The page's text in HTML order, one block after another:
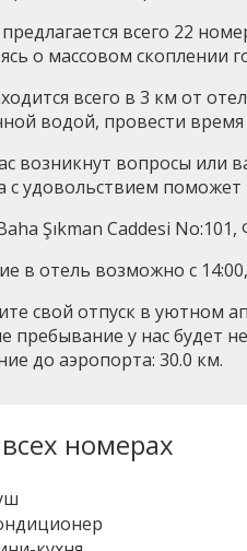
всего 22
о массовом скоплении
всего в 3 км от
водой, провести
возникнут вопросы или
с удовольствием
Şıkman Caddesi No:101,
в отель возможно с
свой отпуск в уютном
пребывание у нас будет
до аэропорта: 30.0 км.
номерах